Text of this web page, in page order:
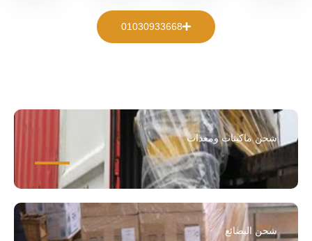
01030933668
شحن ماكينات ومعدات
شحن البضائع